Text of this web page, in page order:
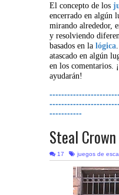
El concepto de los
encerrado en algún
mirando alrededor,
y resolviendo
basados en la lógica
atascado en algún
en los comentarios.
ayudarán!
-----------
Steal
17 juegos de